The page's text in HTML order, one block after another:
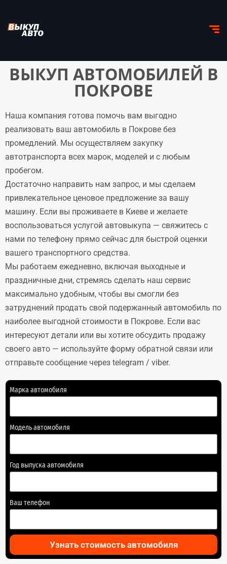
ВЫКУП АВТОМОБИЛЕЙ В
ПОКРОВЕ
Наша компания готова помочь вам выгодно
реализовать ваш автомобиль в Покрове без
промедлений. Мы осуществляем закупку
автотранспорта всех марок, моделей и с любым
пробегом.
Достаточно направить нам запрос, и мы сделаем
привлекательное ценовое предложение за вашу
машину. Если вы проживаете в Киеве и желаете
воспользоваться услугой автовыкупа — свяжитесь с
нами по телефону прямо сейчас для быстрой оценки
вашего транспортного средства.
Мы работаем ежедневно, включая выходные и
праздничные дни, стремясь сделать наш сервис
максимально удобным, чтобы вы смогли без
затруднений продать свой подержанный автомобиль по
наиболее выгодной стоимости в Покрове. Если вас
интересуют детали или вы хотите обсудить продажу
своего авто — используйте форму обратной связи или
отправьте сообщение через telegram / viber.
Марка автомобиля
Модель автомобиля
Год выпуска автомобиля
Ваш телефон
Узнать стоимость автомобиля